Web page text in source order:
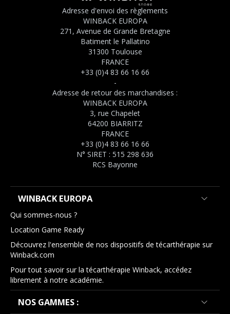
Adresse d'envoi des règlements
WINBACK EUROPA
271, Avenue de Grande Bretagne
Batiment le Pallatino
31300 Toulouse
FRANCE
+33 (0)4 83 66 16 66
-
Adresse de retour des marchandises :
WINBACK EUROPA
3, rue Chapelet
64200 BIARRITZ
FRANCE
+33 (0)4 83 66 16 66
N° SIRET : 515 298 636
RCS Bayonne
WINBACK EUROPA
Qui sommes-nous ?
Location Game Ready
Découvrez l'ensemble de nos dispositifs de técarthérapie sur
Winback.com
Pour tout savoir sur la técarthérapie Winback, accédez
librement à notre académie.
NOS GAMMES :